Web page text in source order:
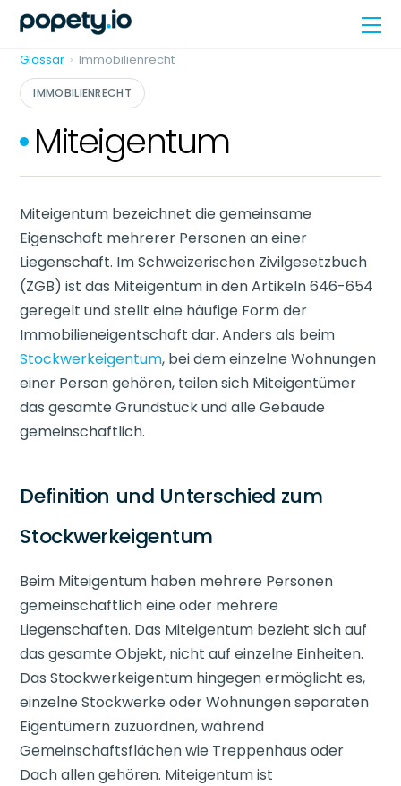
Skip
content
Glossar › Immobilienrecht
IMMOBILIENRECHT
Miteigentum
Miteigentum bezeichnet die gemeinsame
Eigenschaft mehrerer Personen an einer
Liegenschaft. Im Schweizerischen Zivilgesetzbuch
(ZGB) ist das Miteigentum in den Artikeln 646-654
geregelt und stellt eine häufige Form der
Immobilieneigentschaft dar. Anders als beim
Stockwerkeigentum, bei dem einzelne Wohnungen
einer Person gehören, teilen sich Miteigentümer
das gesamte Grundstück und alle Gebäude
gemeinschaftlich.
Definition und Unterschied zum
Stockwerkeigentum
Beim Miteigentum haben mehrere Personen
gemeinschaftlich eine oder mehrere
Liegenschaften. Das Miteigentum bezieht sich auf
das gesamte Objekt, nicht auf einzelne Einheiten.
Das Stockwerkeigentum hingegen ermöglicht es,
einzelne Stockwerke oder Wohnungen separaten
Eigentümern zuzuordnen, während
Gemeinschaftsflächen wie Treppenhaus oder
Dach allen gehören. Miteigentum ist